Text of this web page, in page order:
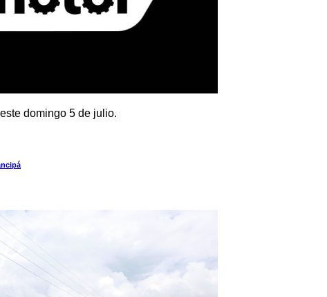
domingo 5 de julio.